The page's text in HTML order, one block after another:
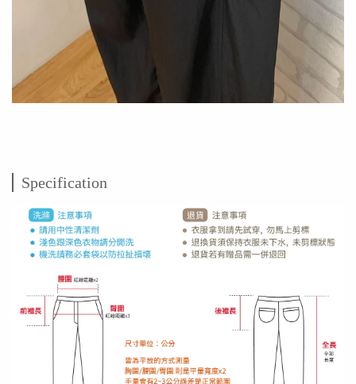
Specification